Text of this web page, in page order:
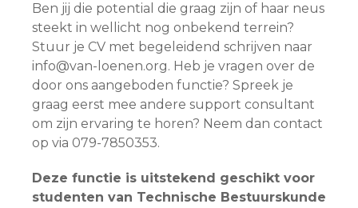
Ben jij die potential die graag zijn of haar neus
steekt in wellicht nog onbekend terrein?
Stuur je CV met begeleidend schrijven naar
info@van-loenen.org. Heb je vragen over de
door ons aangeboden functie? Spreek je
graag eerst mee andere support consultant
om zijn ervaring te horen? Neem dan contact
op via 079-7850353.
Deze functie is uitstekend geschikt voor
studenten van Technische Bestuurskunde